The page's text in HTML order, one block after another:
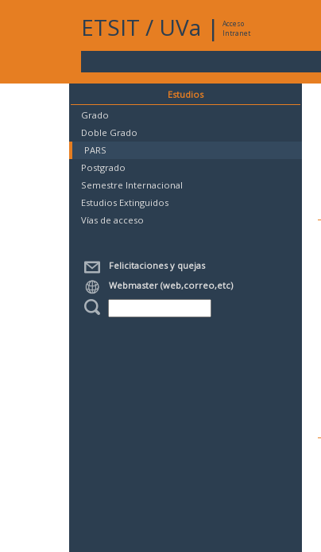
ETSIT / UVa |
Acceso
Intranet
Estudios
Grado
Doble Grado
PARS
Postgrado
Semestre Internacional
Estudios Extinguidos
Vías de acceso
Felicitaciones y quejas
Webmaster (web,correo,etc)